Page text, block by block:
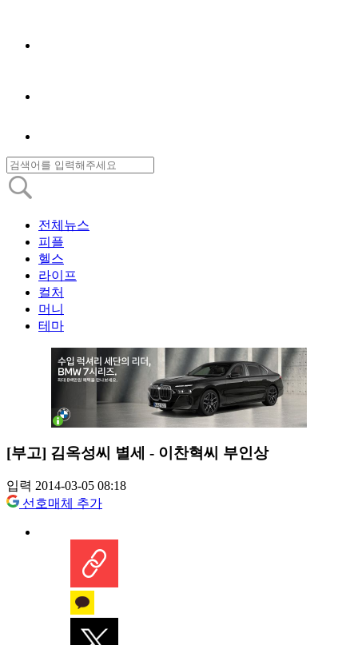
전체뉴스
피플
헬스
라이프
컬처
머니
테마
[부고] 김옥성씨 별세 - 이찬혁씨 부인상
입력 2014-03-05 08:18
선호매체 추가